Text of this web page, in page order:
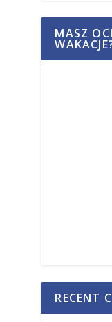
MASZ
RECENT